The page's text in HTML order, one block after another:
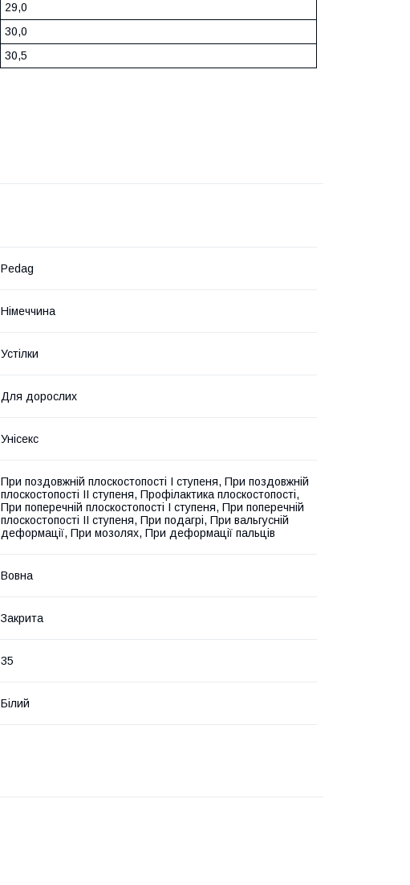
29,0
30,0
30,5
Pedag
Німеччина
Устілки
Для дорослих
Унісекс
При поздовжній плоскостопості I ступеня, При поздовжній
плоскостопості II ступеня, Профілактика плоскостопості,
При поперечній плоскостопості I ступеня, При поперечній
плоскостопості II ступеня, При подагрі, При вальгусній
деформації, При мозолях, При деформації пальців
Вовна
Закрита
35
Білий